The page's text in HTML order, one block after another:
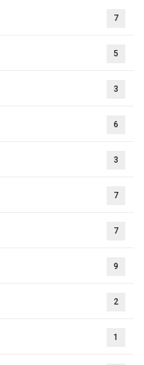
7
5
3
6
3
7
7
9
2
1